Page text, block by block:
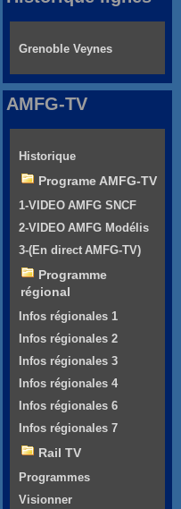
Grenoble Veynes
AMFG-TV
Historique
Programe AMFG-TV
1-VIDEO AMFG SNCF
2-VIDEO AMFG Modélis
3-(En direct AMFG-TV)
Programme
régional
Infos régionales 1
Infos régionales 2
Infos régionales 3
Infos régionales 4
Infos régionales 6
Infos régionales 7
Rail TV
Programmes
Visionner